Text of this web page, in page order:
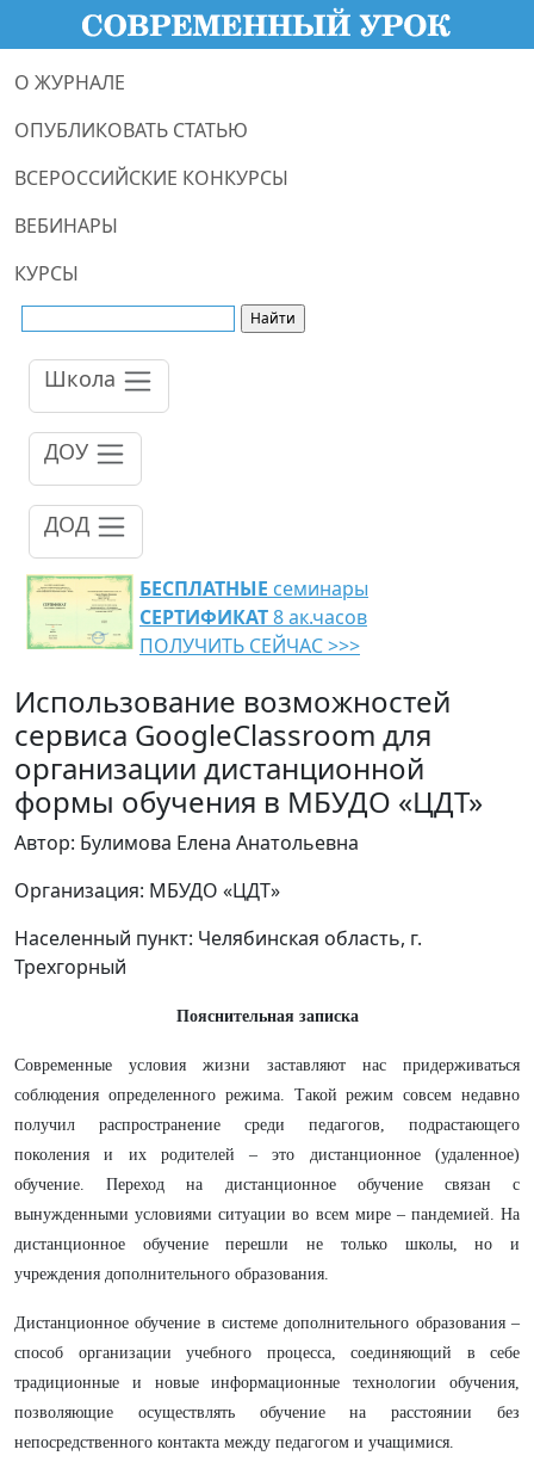
О ЖУРНАЛЕ
ОПУБЛИКОВАТЬ СТАТЬЮ
ВСЕРОССИЙСКИЕ КОНКУРСЫ
ВЕБИНАРЫ
КУРСЫ
Школа
ДОУ
ДОД
БЕСПЛАТНЫЕ семинары
СЕРТИФИКАТ8 ак.часов
ПОЛУЧИТЬ СЕЙЧАС >>>
Использование возможностей
сервиса GoogleClassroom для
организации дистанционной
формы обучения в МБУДО «ЦДТ»
Автор: Булимова Елена Анатольевна
Организация: МБУДО «ЦДТ»
Населенный пункт: Челябинская область, г.
Трехгорный
Пояснительная записка
Современные условия жизни заставляют нас придерживаться
соблюдения определенного режима. Такой режим совсем недавно
получил распространение среди педагогов, подрастающего
поколения и их родителей – это дистанционное (удаленное)
обучение. Переход на дистанционное обучение связан с
вынужденными условиями ситуации во всем мире – пандемией. На
дистанционное обучение перешли не только школы, но и
учреждения дополнительного образования.
Дистанционное обучение в системе дополнительного образования –
способ организации учебного процесса, соединяющий в себе
традиционные и новые информационные технологии обучения,
позволяющие осуществлять обучение на расстоянии без
непосредственного контакта между педагогом и учащимися.